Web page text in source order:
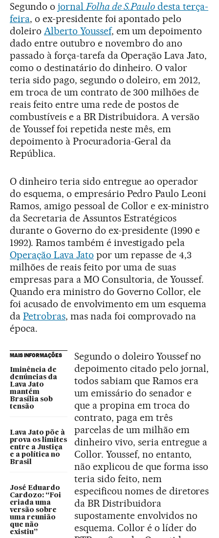
Segundo o jornalFolha de S.Paulo desta terça-
feira, o ex-presidente foi apontado pelo
doleiro Alberto Youssef, em um depoimento
dado entre outubro e novembro do ano
passado à força-tarefa da Operação Lava Jato,
como o destinatário do dinheiro. O valor
teria sido pago, segundo o doleiro, em 2012,
em troca de um contrato de 300 milhões de
reais feito entre uma rede de postos de
combustíveis e a BR Distribuidora. A versão
de Youssef foi repetida neste mês, em
depoimento à Procuradoria-Geral da
República.
O dinheiro teria sido entregue ao operador
do esquema, o empresário Pedro Paulo Leoni
Ramos, amigo pessoal de Collor e ex-ministro
da Secretaria de Assuntos Estratégicos
durante o Governo do ex-presidente (1990 e
1992). Ramos também é investigado pela
Operação Lava Jato por um repasse de 4,3
milhões de reais feito por uma de suas
empresas para a MO Consultoria, de Youssef.
Quando era ministro do Governo Collor, ele
foi acusado de envolvimento em um esquema
da Petrobras, mas nada foi comprovado na
época.
MAIS INFORMAÇÕES
Iminência de
denúncias da
Lava Jato
mantém
Brasília sob
tensão
Lava Jato põe à
prova os limites
entre a Justiça
e a política no
Brasil
José Eduardo
Cardozo: “Foi
criada uma
versão sobre
uma reunião
que não
existiu”
Segundo o doleiro Youssef no
depoimento citado pelo jornal,
todos sabiam que Ramos era
um emissário do senador e
que a propina em troca do
contrato, paga em três
parcelas de um milhão em
dinheiro vivo, seria entregue a
Collor. Youssef, no entanto,
não explicou de que forma isso
teria sido feito, nem
especificou nomes de diretores
da BR Distribuidora
supostamente envolvidos no
esquema. Collor é o líder do